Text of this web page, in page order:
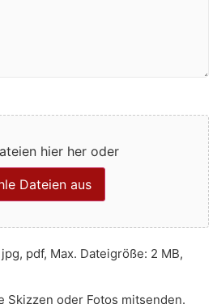
hier her oder
Dateien aus
pdf, Max. Dateigröße: 2 MB,
Skizzen oder Fotos mitsenden.